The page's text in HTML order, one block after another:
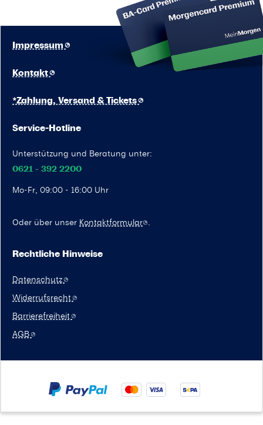
Service-Hotline
Unterstützung und Beratung unter:
0621 - 392 2200
Mo-Fr, 09:00 - 16:00 Uhr
Oder über unser Kontaktformular .
Kontakt
Impressum
*Zahlung, Versand & Tickets
Rechtliche Hinweise
Datenschutz
Widerrufsrecht
Barrierefreiheit
AGB